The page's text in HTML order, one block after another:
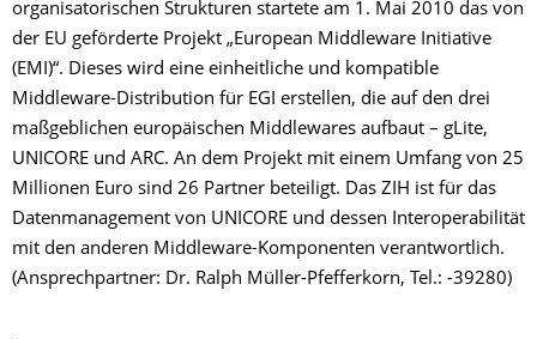
organisatorischen Strukturen startete am 1. Mai 2010 das von
der EU geförderte Projekt „European Middleware Initiative
(EMI)“. Dieses wird eine einheitliche und kompatible
Middleware-Distribution für EGI erstellen, die auf den drei
maßgeblichen europäischen Middlewares aufbaut – gLite,
UNICORE und ARC. An dem Projekt mit einem Umfang von 25
Millionen Euro sind 26 Partner beteiligt. Das ZIH ist für das
Datenmanagement von UNICORE und dessen Interoperabilität
mit den anderen Middleware-Komponenten verantwortlich.
(Ansprechpartner: Dr. Ralph Müller-Pfefferkorn, Tel.: -39280)